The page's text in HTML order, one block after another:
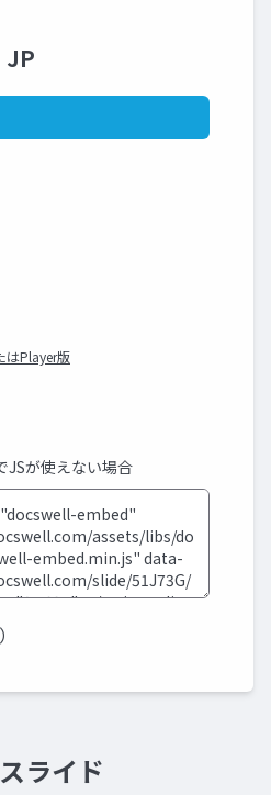
JP
はPlayer版
JSが使えない場合
ライド